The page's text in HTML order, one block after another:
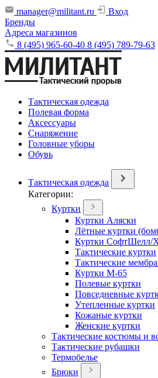
manager@militant.ru
Вход
Бренды
Адреса магазинов
8 (495) 965-60-40 8 (495) 789-79-63
Тактическая одежда
Полевая форма
Аксессуары
Снаряжение
Головные уборы
Обувь
Тактическая одежда
Категории:
Куртки
Куртки Аляски
Лётные куртки
Куртки СофтШелл/
Тактические куртки
Тактические
Куртки М-65
Полевые куртки
Повседневные
Утепленные куртки
Кожаные куртки
Женские куртки
Тактические костюмы и
Тактические рубашки
Термобелье
Брюки